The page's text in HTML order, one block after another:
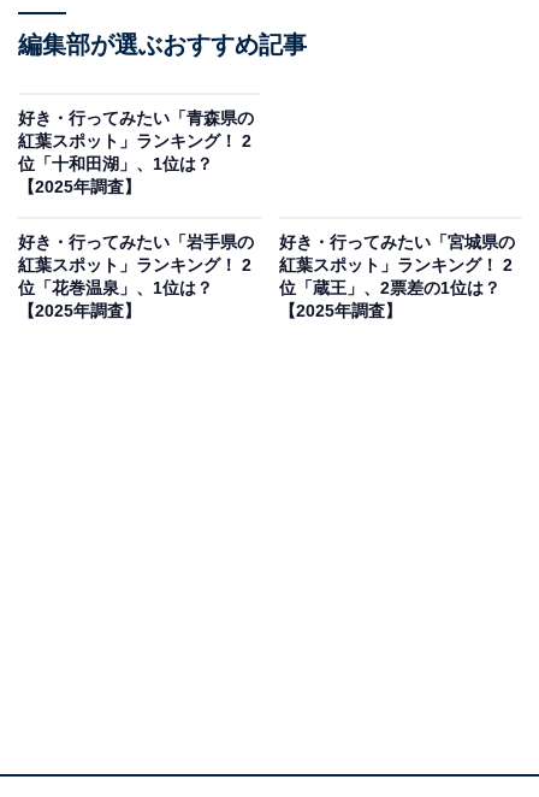
回答者からは「山の上から眼下に広がる紅葉を見られる
希少スポット」（50代回答しない／大阪府）、「周りの
の風景が最高に美しいと思います」（30代女性／宮城
県）、「ロープウェイの料金も、乗車時間も丁度いい。
ゆっくり景観を楽しめそうだと思った」（20代女性／福
岡県）といった声が集まりました。
は、秋になると標高差を生かした紅葉のグラデーション
編集部が選ぶおすすめ記事
好き・行ってみたい「青森県の
紅葉スポット」ランキング！ 2
位「十和田湖」、1位は？
【2025年調査】
好き・行ってみたい「岩手県の
紅葉スポット」ランキング！ 2
位「花巻温泉」、1位は？
【2025年調査】
好き・行ってみたい「宮城県の
紅葉スポット」ランキング！ 2
位「蔵王」、2票差の1位は？
【2025年調査】